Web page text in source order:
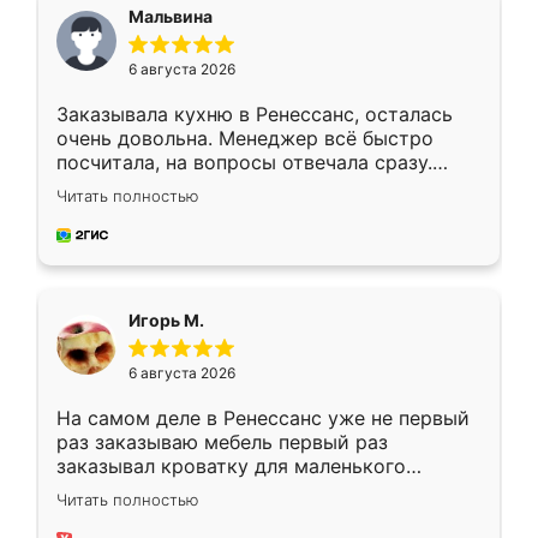
Мальвина
6 августа 2026
Заказывала кухню в Ренессанс, осталась
очень довольна. Менеджер всё быстро
посчитала, на вопросы отвечала сразу.
Замерщик приехал в субботу, подошёл к
делу со всей ответственностью. Собрали
за день, ребята работали аккуратно, даже
Читать полностью
Игорь М.
6 августа 2026
На самом деле в Ренессанс уже не первый
раз заказываю мебель первый раз
заказывал кроватку для маленького
ребёнка при его рождении ,во второй раз
заказал шкаф-купе. По качеству очень
Читать полностью